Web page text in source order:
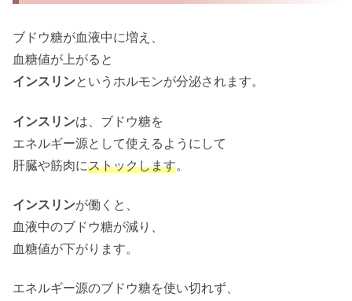
ブドウ糖が血液中に増え、
血糖値が上がると
インスリンというホルモンが分泌されます。
インスリンは、ブドウ糖を
エネルギー源として使えるようにして
肝臓や筋肉にストックします。
インスリンが働くと、
血液中のブドウ糖が減り、
血糖値が下がります。
エネルギー源のブドウ糖を使い切れず、